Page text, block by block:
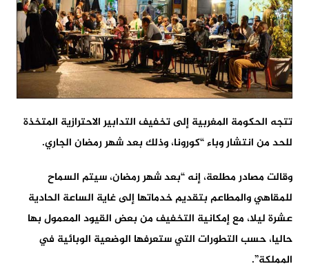
تتجه الحكومة المغربية إلى تخفيف التدابير الاحترازية المتخذة
للحد من انتشار وباء “كورونا، وذلك بعد شهر رمضان الجاري.
وقالت مصادر مطلعة، إنه “بعد شهر رمضان، سيتم السماح
للمقاهي والمطاعم بتقديم خدماتها إلى غاية الساعة الحادية
عشرة ليلا، مع إمكانية التخفيف من بعض القيود المعمول بها
حاليا، حسب التطورات التي ستعرفها الوضعية الوبائية في
المملكة”.